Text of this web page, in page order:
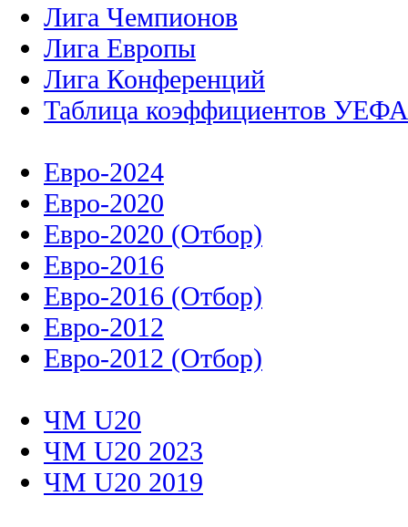
Лига Чемпионов
Лига Европы
Лига Конференций
Таблица коэффициентов УЕФА
Евро-2024
Евро-2020
Евро-2020 (Отбор)
Евро-2016
Евро-2016 (Отбор)
Евро-2012
Евро-2012 (Отбор)
ЧМ U20
ЧМ U20 2023
ЧМ U20 2019